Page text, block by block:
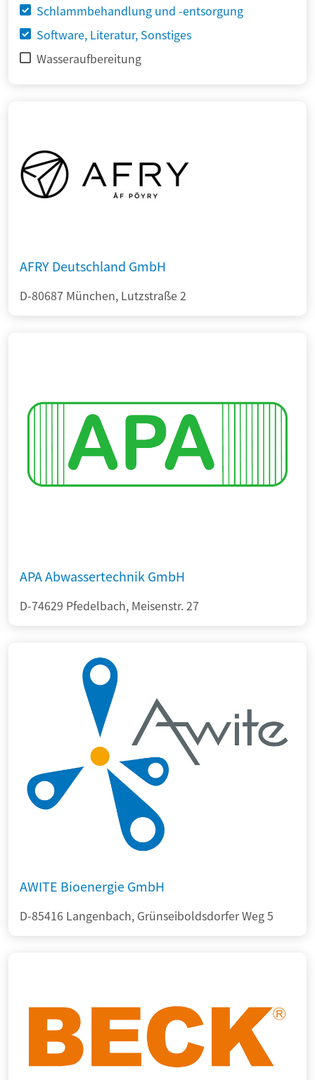
Schlammbehandlung und -entsorgung
Software, Literatur, Sonstiges
Wasseraufbereitung
AFRY Deutschland GmbH
D-80687 München, Lutzstraße 2
APA Abwassertechnik GmbH
D-74629 Pfedelbach, Meisenstr. 27
AWITE Bioenergie GmbH
D-85416 Langenbach, Grünseiboldsdorfer Weg 5